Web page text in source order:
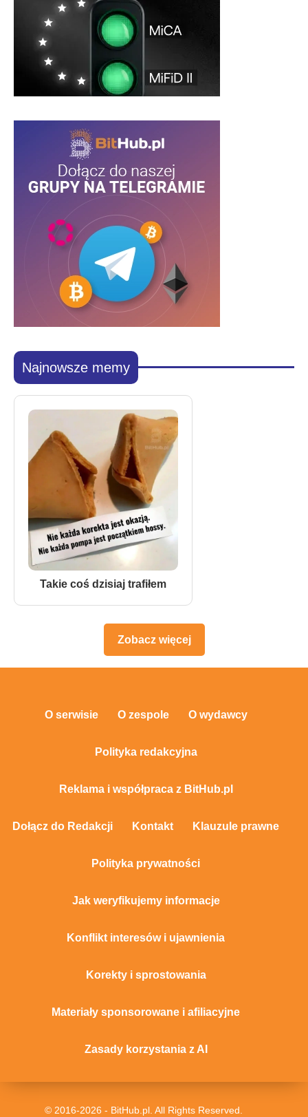
Najnowsze memy
Takie coś dzisiaj trafiłem
Zobacz więcej
O serwisie O zespole O wydawcy
Polityka redakcyjna
Reklama i współpraca z BitHub.pl
Dołącz do Redakcji Kontakt Klauzule prawne
Polityka prywatności
Jak weryfikujemy informacje
Konflikt interesów i ujawnienia
Korekty i sprostowania
Materiały sponsorowane i afiliacyjne
Zasady korzystania z AI
© 2016-2026 - BitHub.pl. All Rights Reserved.